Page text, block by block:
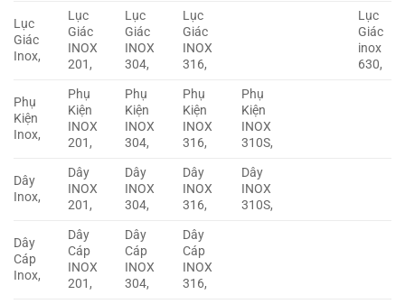
Lục
Giác
Inox,
Lục
Giác
INOX
201,
Lục
Giác
INOX
304,
Lục
Giác
INOX
316,
Lục
Giác
inox
630,
Phụ
Kiện
Inox,
Phụ
Kiện
INOX
201,
Phụ
Kiện
INOX
304,
Phụ
Kiện
INOX
316,
Phụ
Kiện
INOX
310S,
Dây
Inox,
Dây
INOX
201,
Dây
INOX
304,
Dây
INOX
316,
Dây
INOX
310S,
Dây
Cáp
Inox,
Dây
Cáp
INOX
201,
Dây
Cáp
INOX
304,
Dây
Cáp
INOX
316,